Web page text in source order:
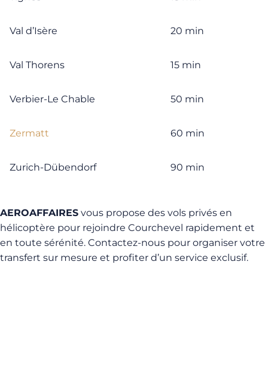
Val d’Isère 20 min
Val Thorens 15 min
Verbier-Le Chable 50 min
Zermatt 60 min
Zurich-Dübendorf 90 min
AEROAFFAIRES vous propose des vols privés en
hélicoptère pour rejoindre Courchevel rapidement et
en toute sérénité. Contactez-nous pour organiser votre
transfert sur mesure et profiter d’un service exclusif.